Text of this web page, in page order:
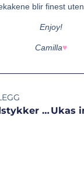
blir finest uten.
Enjoy!
Camilla♥
Proteinrundstykker med ny ingrediens